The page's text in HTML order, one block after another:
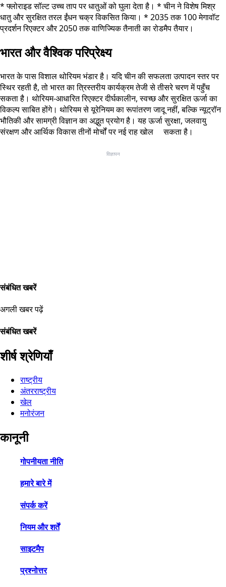
* फ्लोराइड सॉल्ट उच्च ताप पर धातुओं को घुला देता है। * चीन ने विशेष मिश्र
धातु और सुरक्षित तरल ईंधन चक्र विकसित किया। * 2035 तक 100 मेगावॉट
प्रदर्शन रिएक्टर और 2050 तक वाणिज्यिक तैनाती का रोडमैप तैयार।
भारत और वैश्विक परिप्रेक्ष्य
भारत के पास विशाल थोरियम भंडार है। यदि चीन की सफलता उत्पादन स्तर पर
स्थिर रहती है, तो भारत का त्रिस्तरीय कार्यक्रम तेजी से तीसरे चरण में पहुँच
सकता है। थोरियम-आधारित रिएक्टर दीर्घकालीन, स्वच्छ और सुरक्षित ऊर्जा का
विकल्प साबित होंगे। थोरियम से यूरेनियम का रूपांतरण जादू नहीं, बल्कि न्यूट्रॉन
भौतिकी और सामग्री विज्ञान का अद्भुत प्रयोग है। यह ऊर्जा सुरक्षा, जलवायु
संरक्षण और आर्थिक विकास तीनों मोर्चों पर नई राह खोल सकता है।
विज्ञापन
संबंधित खबरें
अगली खबर पढ़ें
संबंधित खबरें
शीर्ष श्रेणियाँ
राष्ट्रीय
अंतरराष्ट्रीय
खेल
मनोरंजन
कानूनी
गोपनीयता नीति
हमारे बारे में
संपर्क करें
नियम और शर्तें
साइटमैप
प्रश्नोत्तर